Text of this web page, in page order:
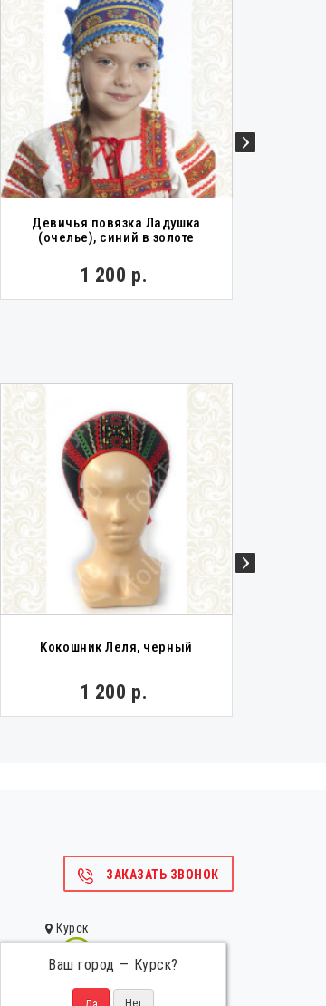
Девичья повязка Ладушка
(очелье), синий в золоте
1 200 р.
Кокошник Леля, черный
1 200 р.
ЗАКАЗАТЬ ЗВОНОК
Курск
Ваш город — Курск?